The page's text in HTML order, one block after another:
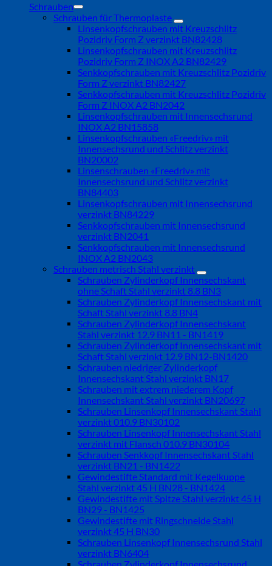
Schrauben
Schrauben für Thermoplaste
Linsenkopfschrauben mit Kreuzschlitz
Pozidriv Form Z verzinkt BN82428
Linsenkopfschrauben mit Kreuzschlitz
Pozidriv Form Z INOX A2 BN82429
Senkkopfschrauben mit Kreuzschlitz Pozidriv
Form Z verzinkt BN82427
Senkkopfschrauben mit Kreuzschlitz Pozidriv
Form Z INOX A2 BN2042
Linsenkopfschrauben mit Innensechsrund
INOX A2 BN15858
Linsenkopfschrauben «Freedriv» mit
Innensechsrund und Schlitz verzinkt
BN20002
Linsenschrauben «Freedriv» mit
Innensechsrund und Schlitz verzinkt
BN84403
Linsenkopfschrauben mit Innensechsrund
verzinkt BN84229
Senkkopfschrauben mit Innensechsrund
verzinkt BN2041
Senkkopfschrauben mit Innensechsrund
INOX A2 BN2043
Schrauben metrisch Stahl verzinkt
Schrauben Zylinderkopf Innensechskant
ohne Schaft Stahl verzinkt 8.8 BN3
Schrauben Zylinderkopf Innensechskant mit
Schaft Stahl verzinkt 8.8 BN4
Schrauben Zylinderkopf Innensechskant
Stahl verzinkt 12.9 BN11 - BN1419
Schrauben Zylinderkopf Innensechskant mit
Schaft Stahl verzinkt 12.9 BN12-BN1420
Schrauben niedriger Zylinderkopf
Innensechskant Stahl verzinkt BN17
Schrauben mit extrem niederem Kopf
Innensechskant Stahl verzinkt BN20697
Schrauben Linsenkopf Innensechskant Stahl
verzinkt 010.9 BN30102
Schrauben Linsenkopf Innensechskant Stahl
verzinkt mit Flansch 010.9 BN30104
Schrauben Senkkopf Innensechskant Stahl
verzinkt BN21 - BN1422
Gewindestifte Standard mit Kegelkuppe
Stahl verzinkt 45 H BN28 - BN1424
Gewindestifte mit Spitze Stahl verzinkt 45 H
BN29 - BN1425
Gewindestifte mit Ringschneide Stahl
verzinkt 45 H BN30
Schrauben Linsenkopf Innensechsrund Stahl
verzinkt BN6404